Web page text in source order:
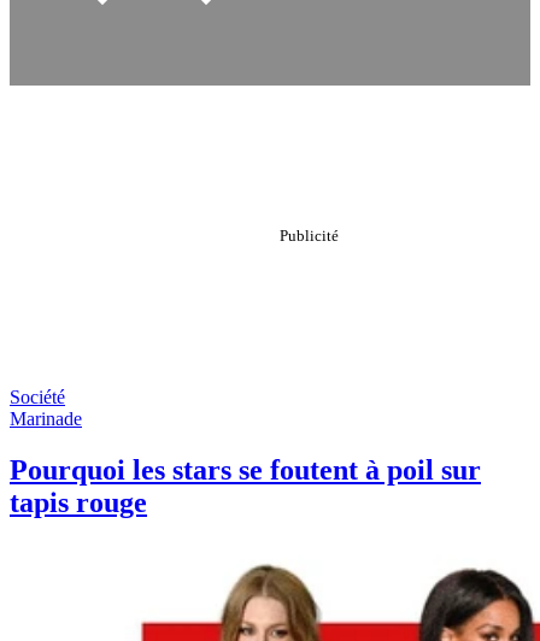
Société
Marinade
Pourquoi les stars se foutent à poil sur
tapis rouge